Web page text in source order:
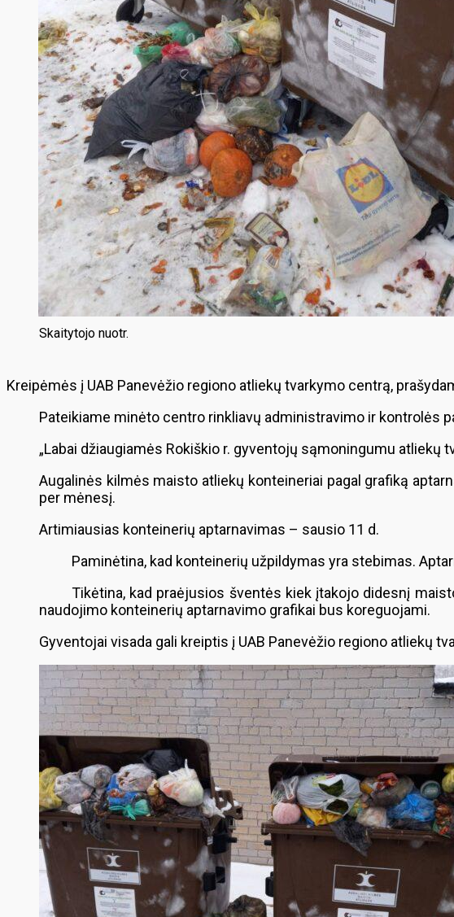
Skaitytojo nuotr.
Kreipėmės į UAB Panevėžio regiono atliekų tvarkymo centrą,
Pateikiame minėto centro rinkliavų administravimo ir kontrolės
„Labai džiaugiamės Rokiškio r. gyventojų sąmoningumu atliekų
Augalinės kilmės maisto atliekų konteineriai pagal grafiką
per mėnesį.
Artimiausias konteinerių aptarnavimas – sausio 11 d.
Paminėtina, kad konteinerių užpildymas yra stebimas.
Tikėtina, kad praėjusios šventės kiek įtakojo didesnį
naudojimo konteinerių aptarnavimo grafikai bus koreguojami.
Gyventojai visada gali kreiptis į UAB Panevėžio regiono atliekų